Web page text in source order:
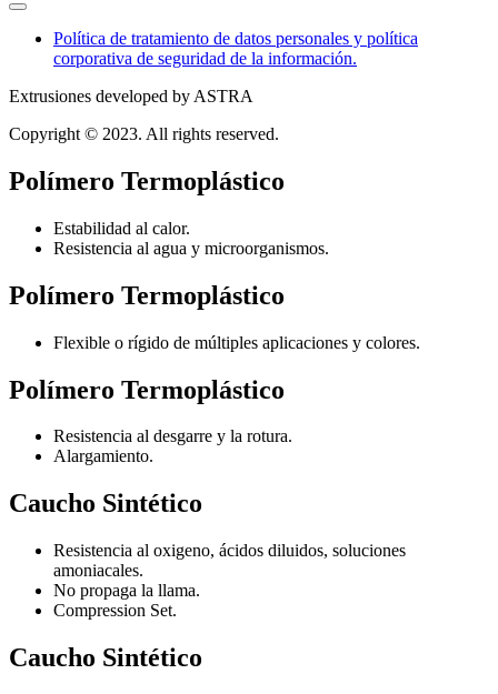
Política de tratamiento de datos personales y política
corporativa de seguridad de la información.
Extrusiones developed by ASTRA
Copyright © 2023. All rights reserved.
Polímero Termoplástico
Estabilidad al calor.
Resistencia al agua y microorganismos.
Polímero Termoplástico
Flexible o rígido de múltiples aplicaciones y colores.
Polímero Termoplástico
Resistencia al desgarre y la rotura.
Alargamiento.
Caucho Sintético
Resistencia al oxigeno, ácidos diluidos, soluciones
amoniacales.
No propaga la llama.
Compression Set.
Caucho Sintético